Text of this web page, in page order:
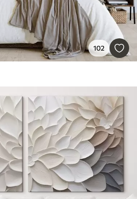
102